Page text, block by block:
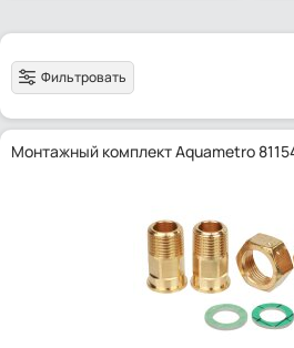
Фильтровать
Монтажный комплект Aquametro